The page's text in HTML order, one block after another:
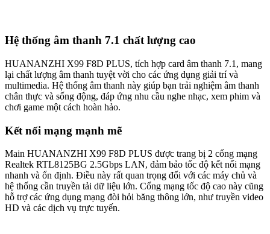
Hệ thống âm thanh 7.1 chất lượng cao
HUANANZHI X99 F8D PLUS, tích hợp card âm thanh 7.1, mang
lại chất lượng âm thanh tuyệt vời cho các ứng dụng giải trí và
multimedia. Hệ thống âm thanh này giúp bạn trải nghiệm âm thanh
chân thực và sống động, đáp ứng nhu cầu nghe nhạc, xem phim và
chơi game một cách hoàn hảo.
Kết nối mạng mạnh mẽ
Main HUANANZHI X99 F8D PLUS được trang bị 2 cổng mạng
Realtek RTL8125BG 2.5Gbps LAN, đảm bảo tốc độ kết nối mạng
nhanh và ổn định. Điều này rất quan trọng đối với các máy chủ và
hệ thống cần truyền tải dữ liệu lớn. Cổng mạng tốc độ cao này cũng
hỗ trợ các ứng dụng mạng đòi hỏi băng thông lớn, như truyền video
HD và các dịch vụ trực tuyến.